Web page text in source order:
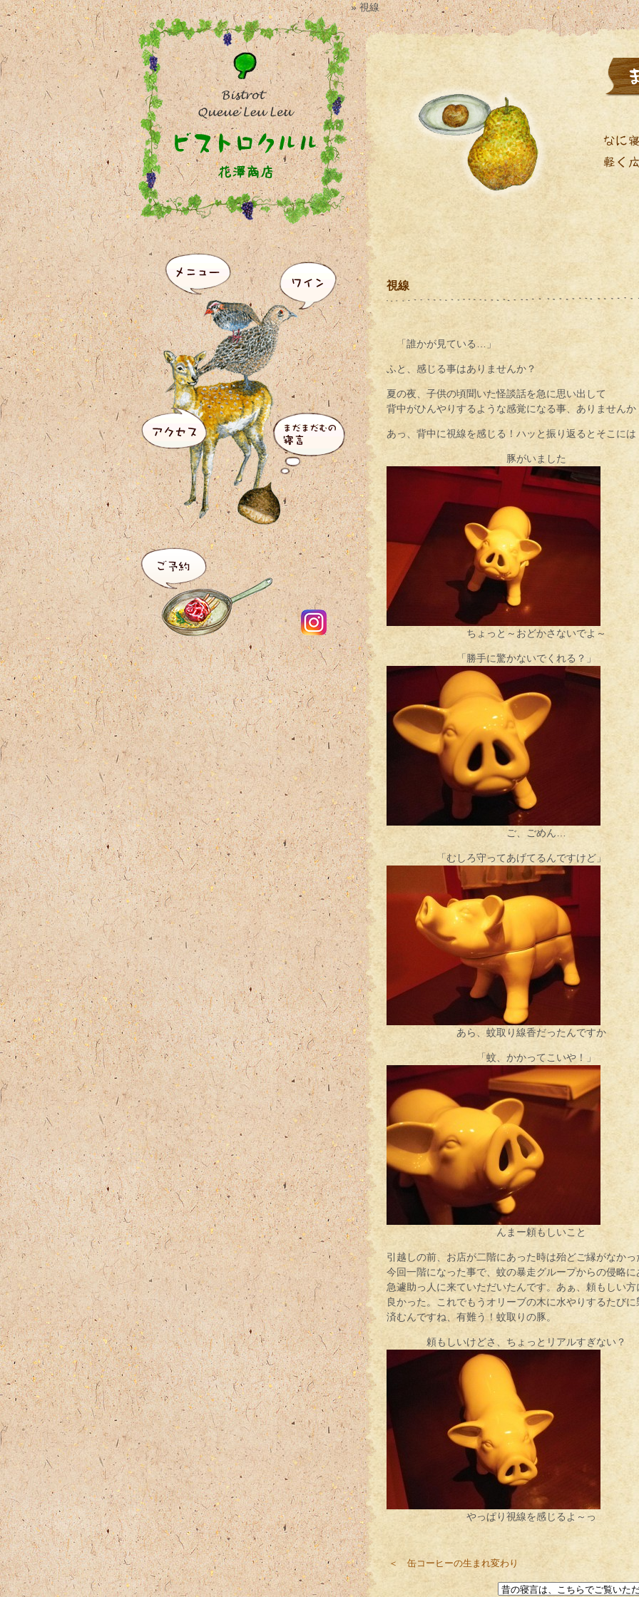
» 視線
視線
「誰かが見ている…」
ふと、感じる事はありませんか？
夏の夜、子供の頃聞いた怪談話を急に思い出して
背中がひんやりするような感覚になる事、ありませんか
あっ、背中に視線を感じる！ハッと振り返るとそこには
豚がいました
ちょっと～おどかさないでよ～
「勝手に驚かないでくれる？」
ご、ごめん…
「むしろ守ってあげてるんですけど」
あら、蚊取り線香だったんですか
「蚊、かかってこいや！」
んまー頼もしいこと
引越しの前、お店が二階にあった時は殆どご縁がなか
今回一階になった事で、蚊の暴走グループからの侵略
急遽助っ人に来ていただいたんです。あぁ、頼もしい
良かった。これでもうオリーブの木に水やりするたび
済むんですね、有難う！蚊取りの豚。
頼もしいけどさ、ちょっとリアルすぎない？
やっぱり視線を感じるよ～っ
＜ 缶コーヒーの生まれ変わり